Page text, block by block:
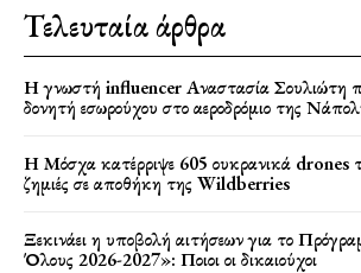
Τελευταία άρθρα
Η γνωστή influencer Αναστασία Σουλιώτη
δονητή εσωρούχου στο αεροδρόμιο της
Η Μόσχα κατέρριψε 605 ουκρανικά drones
ζημιές σε αποθήκη της Wildberries
Ξεκινάει η υποβολή αιτήσεων για το
Όλους 2026-2027»: Ποιοι οι δικαιούχοι